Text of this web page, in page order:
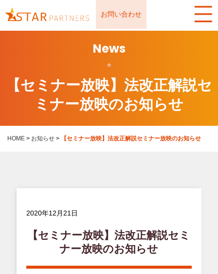
お問い合わせ
News
★
【セミナー放映】法改正解説セ
ミナー放映のお知らせ
HOME > お知らせ > 【セミナー放映】法改正解説セミナー放映のお知らせ
2020年12月21日
【セミナー放映】法改正解説セミ
ナー放映のお知らせ